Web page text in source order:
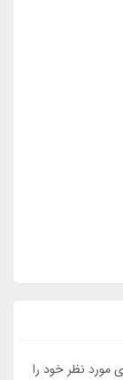
مورد نظر خود را